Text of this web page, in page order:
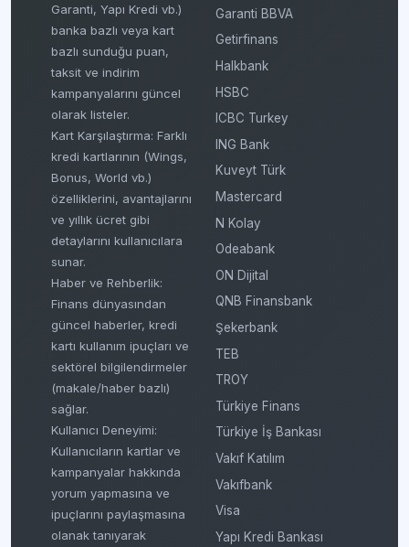
Garanti, Yapı Kredi vb.)
banka bazlı veya kart
bazlı sunduğu puan,
taksit ve indirim
kampanyalarını güncel
olarak listeler.
Kart Karşılaştırma: Farklı
kredi kartlarının (Wings,
Bonus, World vb.)
özelliklerini, avantajlarını
ve yıllık ücret gibi
detaylarını kullanıcılara
sunar.
Haber ve Rehberlik:
Finans dünyasından
güncel haberler, kredi
kartı kullanım ipuçları ve
sektörel bilgilendirmeler
(makale/haber bazlı)
sağlar.
Kullanıcı Deneyimi:
Kullanıcıların kartlar ve
kampanyalar hakkında
yorum yapmasına ve
ipuçlarını paylaşmasına
olanak tanıyarak
Garanti BBVA
Getirfinans
Halkbank
HSBC
ICBC Turkey
ING Bank
Kuveyt Türk
Mastercard
N Kolay
Odeabank
ON Dijital
QNB Finansbank
Şekerbank
TEB
TROY
Türkiye Finans
Türkiye İş Bankası
Vakıf Katılım
Vakıfbank
Visa
Yapı Kredi Bankası